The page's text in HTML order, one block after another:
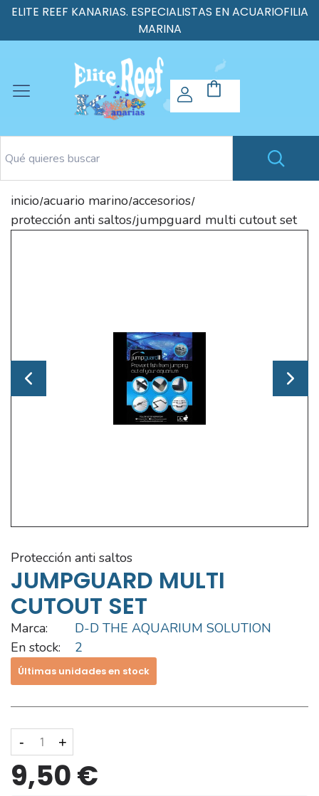
ELITE REEF KANARIAS. ESPECIALISTAS EN ACUARIOFILIA
MARINA
inicio/acuario marino/accesorios/
protección anti saltos/jumpguard multi cutout set
protección anti saltos
JUMPGUARD MULTI
CUTOUT SET
Marca:
D-D THE AQUARIUM SOLUTION
En stock:
2
Últimas unidades en stock
- +
9,50 €